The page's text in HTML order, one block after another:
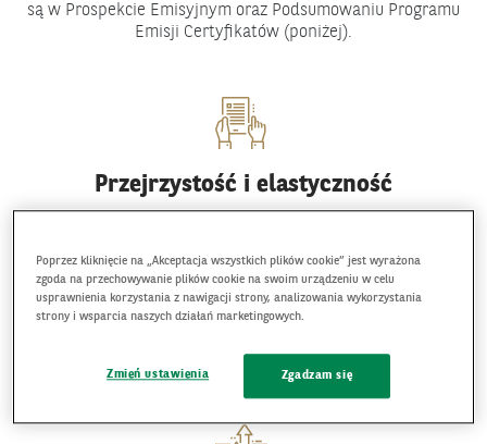
są w Prospekcie Emisyjnym oraz Podsumowaniu Programu
Emisji Certyfikatów (poniżej).
Przejrzystość i elastyczność
wykupu oraz warunki wypłaty i wysokość kuponu.
Prowadzona jest bieżąca wycena aktywów. W razie
konieczności wycofania się z inwestycji przed terminem,
przed terminem zapadalności.
Poprzez kliknięcie na „Akceptacja wszystkich plików cookie” jest wyrażona
zgoda na przechowywanie plików cookie na swoim urządzeniu w celu
usprawnienia korzystania z nawigacji strony, analizowania wykorzystania
strony i wsparcia naszych działań marketingowych.
Zmień ustawienia Zgadzam się